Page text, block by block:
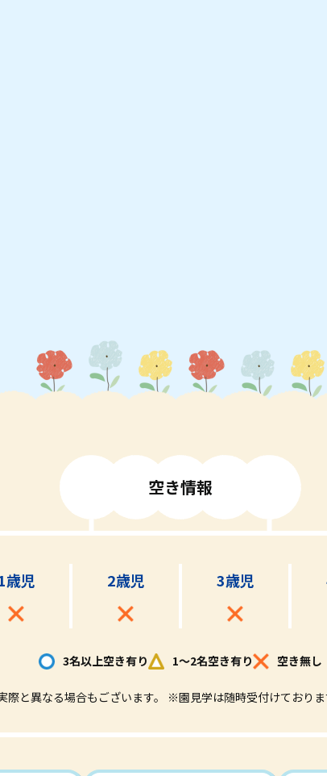
空き情報
歳児 2歳児 3歳児
3名以上空き有り 1～2名空き有り 空き無し
と異なる場合もございます。 ※園見学は随時受付けておりま